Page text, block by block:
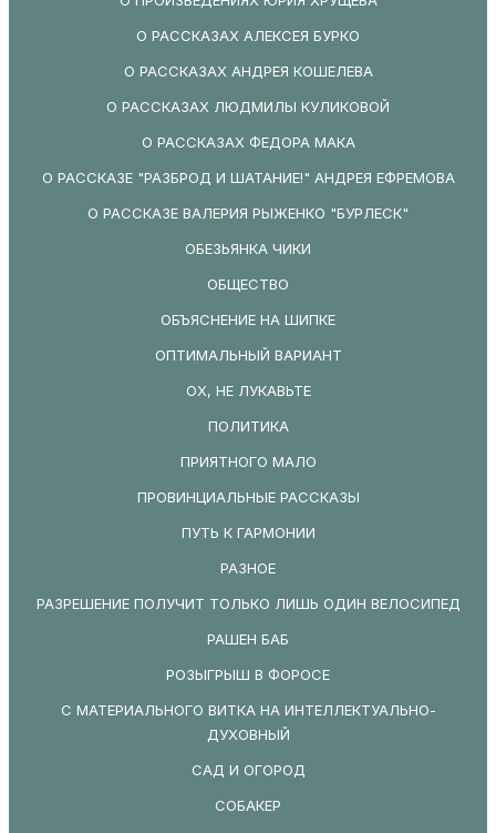
О РАССКАЗАХ АЛЕКСЕЯ БУРКО
О РАССКАЗАХ АНДРЕЯ КОШЕЛЕВА
О РАССКАЗАХ ЛЮДМИЛЫ КУЛИКОВОЙ
О РАССКАЗАХ ФЕДОРА МАКА
О РАССКАЗЕ "РАЗБРОД И ШАТАНИЕ!" АНДРЕЯ ЕФРЕМОВА
О РАССКАЗЕ ВАЛЕРИЯ РЫЖЕНКО "БУРЛЕСК"
ОБЕЗЬЯНКА ЧИКИ
ОБЩЕСТВО
ОБЪЯСНЕНИЕ НА ШИПКЕ
ОПТИМАЛЬНЫЙ ВАРИАНТ
ОХ, НЕ ЛУКАВЬТЕ
ПОЛИТИКА
ПРИЯТНОГО МАЛО
ПРОВИНЦИАЛЬНЫЕ РАССКАЗЫ
ПУТЬ К ГАРМОНИИ
РАЗНОЕ
РАЗРЕШЕНИЕ ПОЛУЧИТ ТОЛЬКО ЛИШЬ ОДИН ВЕЛОСИПЕД
РАШЕН БАБ
РОЗЫГРЫШ В ФОРОСЕ
С МАТЕРИАЛЬНОГО ВИТКА НА ИНТЕЛЛЕКТУАЛЬНО-
ДУХОВНЫЙ
САД И ОГОРОД
СОБАКЕР